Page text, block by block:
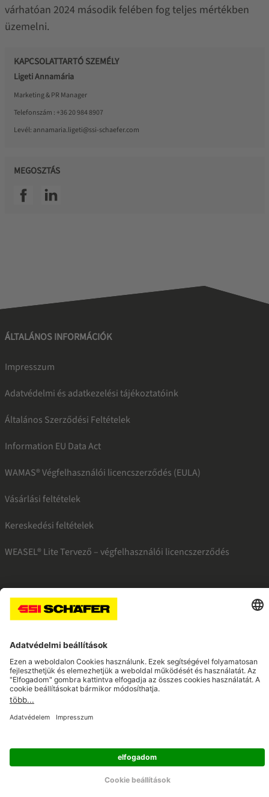
várhatóan 2024 második felében fog teljes mértékben
üzemelni.
KAPCSOLATTARTÓ SZEMÉLY
Ligeti Annamária
Marketing & PR Manager
Telefonszám : +36 20 984 8907
Levél: annamaria.ligeti@ssi-schaefer.com
MEGOSZTÁS
SSI facebookSSI linkedin
ÁLTALÁNOS INFORMÁCIÓK
Impresszum
Adatvédelmi és adatkezelési tájékoztatóink
Általános Szerződési Feltételek
Information EU Data Act
WAMAS® Végfelhasználói licencszerződés (EULA)
Vásárlási feltételek
Kereskedési feltételek
WEASEL® Lite Tervező – végfelhasználói licencszerződés
SSI facebookSSI youtubeSSI linkedin
Navigate to home page